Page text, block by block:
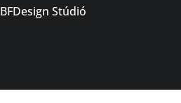
BFDesign Stúdió